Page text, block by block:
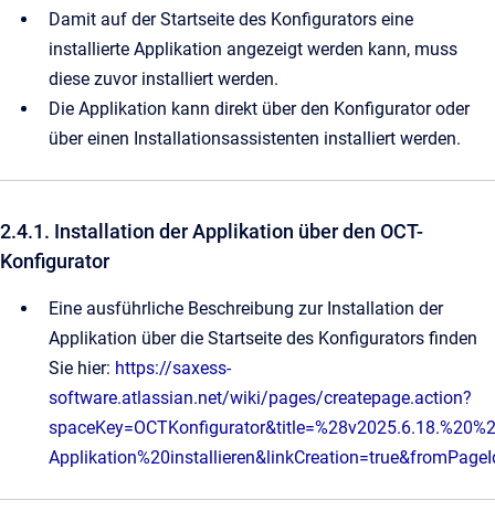
Damit auf der Startseite des Konfigurators eine
installierte Applikation angezeigt werden kann, muss
diese zuvor installiert werden.
Die Applikation kann direkt über den Konfigurator oder
über einen Installationsassistenten installiert werden.
2.4.1. Installation der Applikation über den OCT-
Konfigurator
Eine ausführliche Beschreibung zur Installation der
Applikation über die Startseite des Konfigurators finden
Sie hier: https://saxess-
software.atlassian.net/wiki/pages/createpage.action?